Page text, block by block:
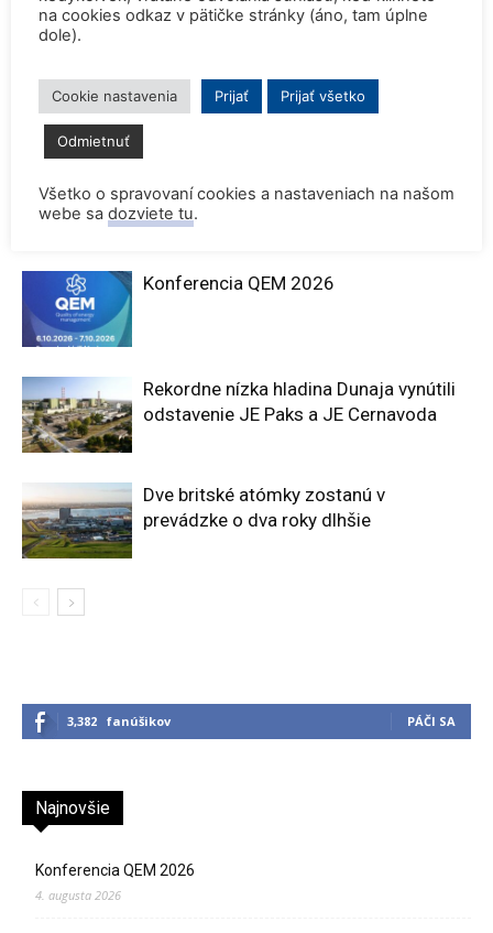
Predchádzajúci článok
NASA bude testovať nové
jadrové raketové palivo
SÚVISIACE ČLÁNKY
Konferencia QEM 2026
Rekordne nízka hladina Dunaja vynútili
odstavenie JE Paks a JE Cernavoda
Dve britské atómky zostanú v
prevádzke o dva roky dlhšie
3,382 fanúšikov PÁČI SA
Najnovšie
Konferencia QEM 2026
4. augusta 2026
na cookies odkaz v pätičke stránky (áno, tam úplne
dole).
Cookie nastavenia Prijať Prijať všetko
Odmietnuť
Všetko o spravovaní cookies a nastaveniach na našom
webe sa dozviete tu.